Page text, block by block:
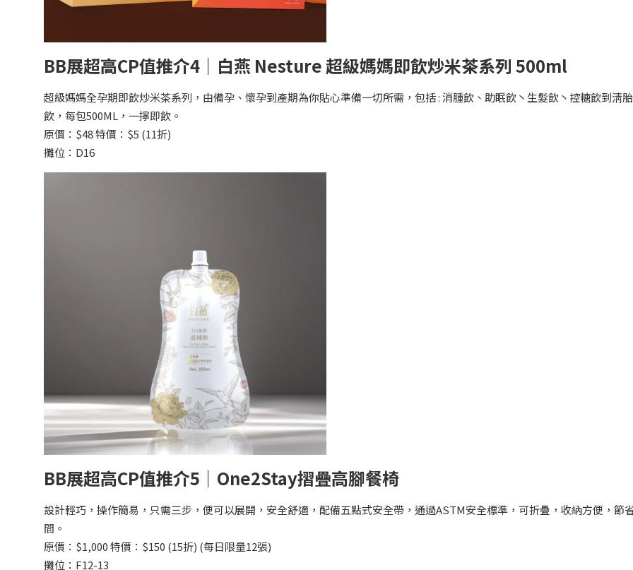
BB展超高CP值推介4｜白燕 Nesture 超級媽媽即飲炒米茶系列 500ml
超級媽媽全孕期即飲炒米茶系列，由備孕、懷孕到產期為你貼心準備一切所需，包括 : 消腫飲、助眠飲丶生髮飲丶控糖飲到淸
飲，每包500ML，一擰即飲。
原價：$48 特價：$5 (11折)
攤位：D16
BB展超高CP值推介5｜One2Stay摺疊高腳餐椅
設計輕巧，操作簡易，只需三步，便可以展開，安全舒適，配備五點式安全帶，通過ASTM安全標準，可折疊，收納方便，節
間。
原價：$1,000 特價：$150 (15折) (每日限量12張)
攤位：F12-13